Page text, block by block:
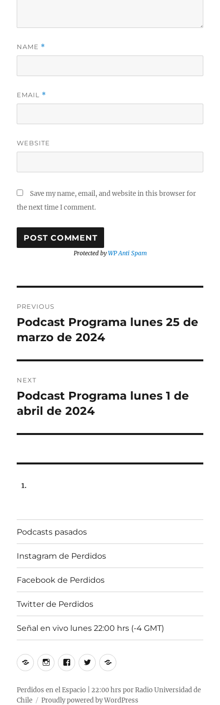
NAME *
EMAIL *
WEBSITE
Save my name, email, and website in this browser for
the next time I comment.
Protected byWP Anti Spam
navigation
PREVIOUS
Previous
post:
Podcast Programa lunes 25 de
marzo de 2024
NEXT
Next
post:
Podcast Programa lunes 1 de
abril de 2024
Podcasts pasados
Instagram de Perdidos
Facebook de Perdidos
Twitter de Perdidos
Señal en vivo lunes 22:00 hrs (-4 GMT)
PodcastsInstagram
Perdidos
Facebook
Perdidos
Twitter
Perdidos
Señal
vivo
lunes
Perdidos en el Espacio | 22:00 hrs por Radio Universidad de
Chile
Proudly powered by WordPress